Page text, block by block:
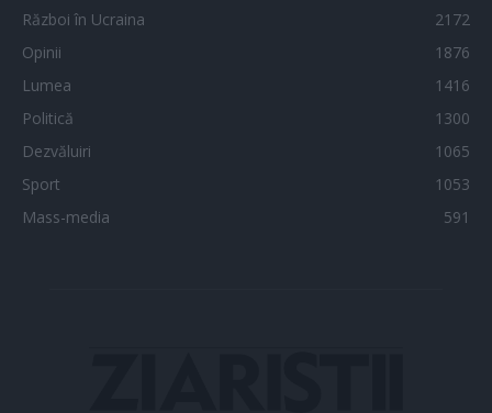
Război în Ucraina
2172
Opinii
1876
Lumea
1416
Politică
1300
Dezvăluiri
1065
Sport
1053
Mass-media
591